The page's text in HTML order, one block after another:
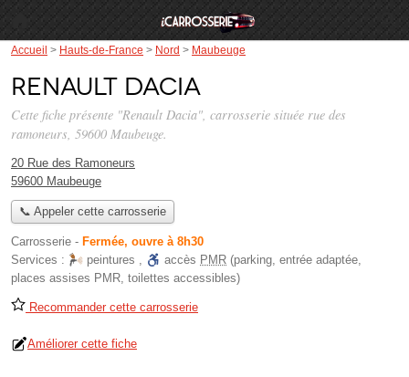
Accueil > Hauts-de-France > Nord > Maubeuge
Renault Dacia
Cette fiche présente "Renault Dacia", carrosserie située rue des
ramoneurs, 59600 Maubeuge.
20 Rue des Ramoneurs
59600 Maubeuge
📞 Appeler cette carrosserie
Carrosserie - Fermée, ouvre à 8h30
Services :
peintures , accès PMR (parking, entrée adaptée,
places assises PMR, toilettes accessibles)
Recommander cette carrosserie
Améliorer cette fiche